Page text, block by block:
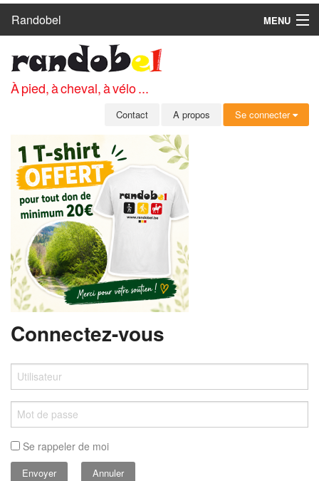
Randobel
MENU
CIRCUITS
CLUBS
MEMBRES
SE CONNECTER
INSCRIPTION GRATUITE
MOT DE PASSE OUBLIÉ
À pied, à cheval, à vélo ...
Contact A propos Se connecter
Connectez-vous
Se rappeler de moi
Annuler